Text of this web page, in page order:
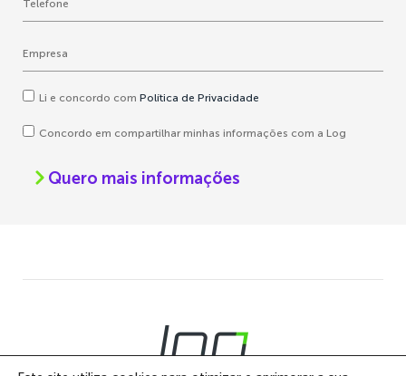
Li e concordo com Política de Privacidade
Concordo em compartilhar minhas informações com a Log
Quero mais informações